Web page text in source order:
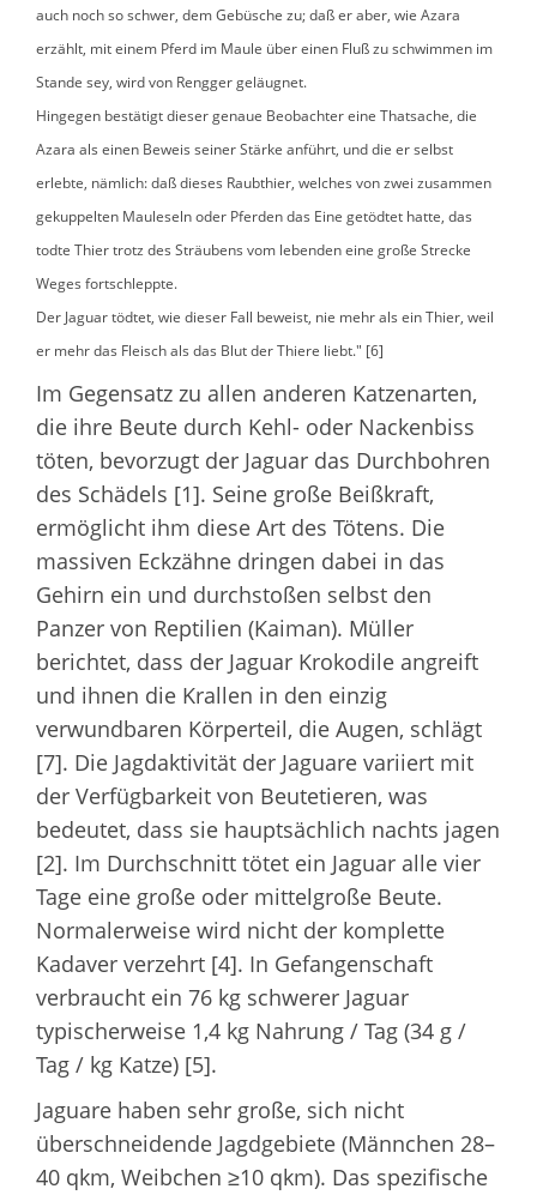
auch noch so schwer, dem Gebüsche zu; daß er aber, wie Azara
erzählt, mit einem Pferd im Maule über einen Fluß zu schwimmen im
Stande sey, wird von Rengger geläugnet.
Hingegen bestätigt dieser genaue Beobachter eine Thatsache, die
Azara als einen Beweis seiner Stärke anführt, und die er selbst
erlebte, nämlich: daß dieses Raubthier, welches von zwei zusammen
gekuppelten Mauleseln oder Pferden das Eine getödtet hatte, das
todte Thier trotz des Sträubens vom lebenden eine große Strecke
Weges fortschleppte.
Der Jaguar tödtet, wie dieser Fall beweist, nie mehr als ein Thier, weil
er mehr das Fleisch als das Blut der Thiere liebt." [6]
Im Gegensatz zu allen anderen Katzenarten,
die ihre Beute durch Kehl- oder Nackenbiss
töten, bevorzugt der Jaguar das Durchbohren
des Schädels [1]. Seine große Beißkraft,
ermöglicht ihm diese Art des Tötens. Die
massiven Eckzähne dringen dabei in das
Gehirn ein und durchstoßen selbst den
Panzer von Reptilien (Kaiman). Müller
berichtet, dass der Jaguar Krokodile angreift
und ihnen die Krallen in den einzig
verwundbaren Körperteil, die Augen, schlägt
[7]. Die Jagdaktivität der Jaguare variiert mit
der Verfügbarkeit von Beutetieren, was
bedeutet, dass sie hauptsächlich nachts jagen
[2]. Im Durchschnitt tötet ein Jaguar alle vier
Tage eine große oder mittelgroße Beute.
Normalerweise wird nicht der komplette
Kadaver verzehrt [4]. In Gefangenschaft
verbraucht ein 76 kg schwerer Jaguar
typischerweise 1,4 kg Nahrung / Tag (34 g /
Tag / kg Katze) [5].
Jaguare haben sehr große, sich nicht
überschneidende Jagdgebiete (Männchen 28–
40 qkm, Weibchen ≥10 qkm). Das spezifische